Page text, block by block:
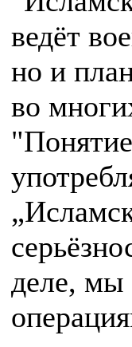
ведёт
но и
во
деле, мы